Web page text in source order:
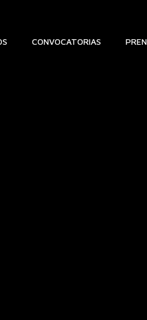
CONVOCATORIAS